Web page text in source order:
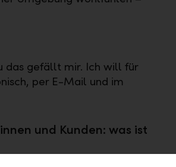
das gefällt mir. Ich will für
per E-Mail und im
und Kunden: was ist